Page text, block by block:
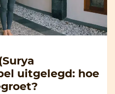
uitgelegd: hoe